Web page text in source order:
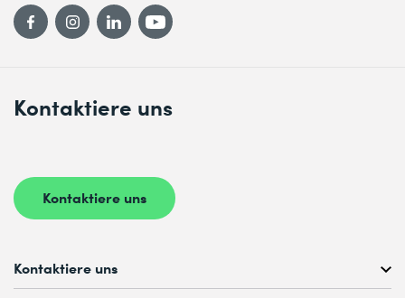
Kontaktiere uns
Kontaktiere uns
Kontaktiere uns